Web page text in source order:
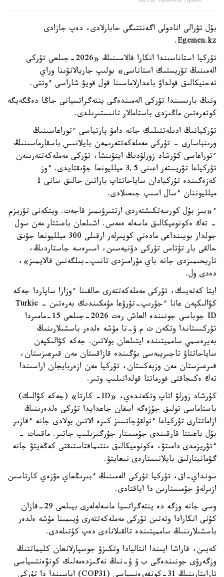
بۇل تۋرالى انادولى اگەنتتىگى حابارلادى، دەپ جازادى
Egemen.kz.
تۇركيا استاناسىندا انكارا قالاسىنىڭ «2026-جىلعى تۇركى
الەمىنىڭ تۋريستىك استاناسى» بولىپ جاريالانۋىنا وراي
تەحنيكالىق قولداۋ باعدارلاماسىنا قول قويۋ شاراسى ءوتتى.
ونىڭ بارىسىندا تۇركى الەمىندەگى ينتەگراتسيانى جاڭا دەڭگەيگە
كوتەرەتىن ماڭىزدى باستامالار تانىستىرىلدى.
تۇركيانىڭ ادىلەتتىلىك جانە دامۋ پارتياسى ءتوراعاسىنىڭ
ورىنباسارى - تۇركى مەملەكەتتەرىمەن بايلانىس باسقارماسىنىڭ
ءتوراعاسى كۇرشاد زورلۋدىڭ ايتۋىنشا، تۇركى مەملەكەتتەرىنەن
تۇركياعا تۋريستەر اعىنى 3,5 ميلليونعا جۋىقتايدى. ءوز
كەزەگىندە تۇركيادان ساياحاتتاپ باراتىن حالىق سانى 1
ميلليوننان ءسال اسىپ جىعىلادى.
ء«بىز بۇل كورسەتكىشتەردى ارتتىرۋىمىز قاجەت. ويتكەنى تۋريزم
- تەك ەكونوميكالىق ماسەلە ەمەس. اشىلعان باعىتتار مەن سول
جولدار بويىنداعى مادەني كوپىرلەر ارقىلى 300 ميلليونعا جۋىق
حالقى بار تۇتاس تۇركى دۇنيەسىن، اسىرەسە جاستاردىڭ،
تاريحىمىزدى جانە باي مۇرامىزدى تانىپ-بىلگەنىن قالايمىز»،
دەدى ول.
ايتا كەتەيىك، تۇركى مەملەكەتتەرى حالقىنا ءوزارا ساپاردا جەكە
كۋالىكپەن عانا ءجۇرىپ-تۇرۋعا مۇمكىندىك بەرەتىن - Turkic
ID جوباسى جونىندە العاش رەت 2026-جىلعى 15-مامىردا
تۇركىستاندا وتكەن ت م ۇ-نا مۇشە ەلدەر باسشىلارىنىڭ
بەيرەسمي سامميتىندە ايتىلعان بولاتىن. جەكە كۋالىكپەن
ساياحاتتاۋ تاجىريبەسى بۇگىندە قازاقستان مەن قىرعىزستان،
قىرعىزستان مەن وزبەكستان، تۇركيا مەن ازەربايجان اراسىندا
تەك ەكىجاقتى فورماتتا قولدانىلىپ وتىر.
كۇرشاد زورلۋ اتاپ وتكەندەي، «ID- كارتا» (جەكە كۋالىك)
باستاماسى تولىق جۇزەگە اسقان جاعدايدا تۇركى ەلدەرىنىڭ
ازاماتتارى تۇركياعا ءتولقۇجاتسىز كىرە الاتىن بولادى جانە ءقازىر
بۇل باعىتتا قارقىندى جۇمىستار جۇرگىزىلىپ جاتىر. ماقسات -
ءتۋريزمدى دامىتۋ، ەكونوميكالىق ىنتىماقتاستىقتى كەڭەيتۋ جانە
گۋمانيتارلىق بايلانىستاردى نىعايتۋ.
سونداي-اق، تۇركيا تۇركى الەمىنىڭ ءبىرىڭعاي مۋزەي كارتاسىن
ازىرلەۋ جۇمىستارىن دا اياقتادى.
وسى جانە وزگە دە ينتەگراتسيا ماسەلەلەرى بيىلعى 29-قازان
كۇنى انكارادا وتەتىن تۇركى مەملەكەتتەرى ۇيىمىنا مۇشە ەلدەر
باسشىلارىنىڭ سامميتىندە تالقىلانادى دەپ كۇتىلەدى.
كەيىن، قاراشا ايىندا انتاليادا وتكىزۋ جوسپارلانعان كليماتتىڭ
وزگەرۋى جونىندەگى ب ۇ ۇ-نىڭ نەگىزدەمەلىك كونۆەنتسياسى